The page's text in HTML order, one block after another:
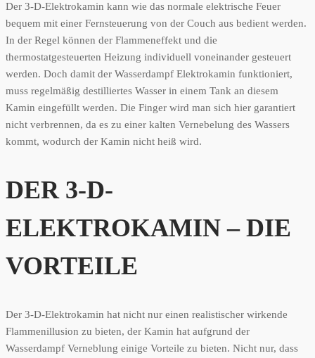
Der 3-D-Elektrokamin kann wie das normale elektrische Feuer
bequem mit einer Fernsteuerung von der Couch aus bedient werden.
In der Regel können der Flammeneffekt und die
thermostatgesteuerten Heizung individuell voneinander gesteuert
werden. Doch damit der Wasserdampf Elektrokamin funktioniert,
muss regelmäßig destilliertes Wasser in einem Tank an diesem
Kamin eingefüllt werden. Die Finger wird man sich hier garantiert
nicht verbrennen, da es zu einer kalten Vernebelung des Wassers
kommt, wodurch der Kamin nicht heiß wird.
DER 3-D-
ELEKTROKAMIN – DIE
VORTEILE
Der 3-D-Elektrokamin hat nicht nur einen realistischer wirkende
Flammenillusion zu bieten, der Kamin hat aufgrund der
Wasserdampf Verneblung einige Vorteile zu bieten. Nicht nur, dass